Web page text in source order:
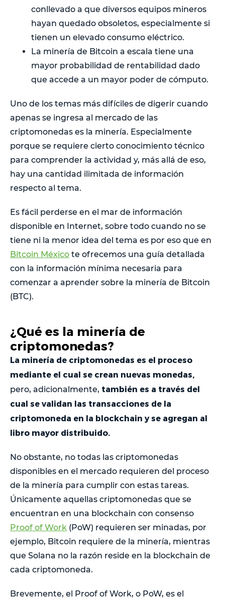
conllevado a que diversos equipos mineros
hayan quedado obsoletos, especialmente si
tienen un elevado consumo eléctrico.
La minería de Bitcoin a escala tiene una
mayor probabilidad de rentabilidad dado
que accede a un mayor poder de cómputo.
Uno de los temas más difíciles de digerir cuando
apenas se ingresa al mercado de las
criptomonedas es la minería. Especialmente
porque se requiere cierto conocimiento técnico
para comprender la actividad y, más allá de eso,
hay una cantidad ilimitada de información
respecto al tema.
Es fácil perderse en el mar de información
disponible en Internet, sobre todo cuando no se
tiene ni la menor idea del tema es por eso que en
Bitcoin México te ofrecemos una guía detallada
con la información mínima necesaria para
comenzar a aprender sobre la minería de Bitcoin
(BTC).
¿Qué es la minería de
criptomonedas?
La minería de criptomonedas es el proceso
mediante el cual se crean nuevas monedas,
pero, adicionalmente, también es a través del
cual se validan las transacciones de la
criptomoneda en la blockchain y se agregan al
libro mayor distribuido.
No obstante, no todas las criptomonedas
disponibles en el mercado requieren del proceso
de la minería para cumplir con estas tareas.
Únicamente aquellas criptomonedas que se
encuentran en una blockchain con consenso
Proof of Work (PoW) requieren ser minadas, por
ejemplo, Bitcoin requiere de la minería, mientras
que Solana no la razón reside en la blockchain de
cada criptomoneda.
Brevemente, el Proof of Work, o PoW, es el